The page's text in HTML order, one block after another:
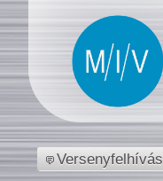
Versenyfelhívás